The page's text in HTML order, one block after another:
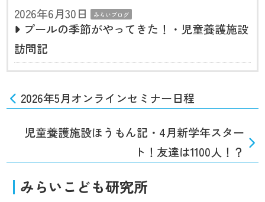
2026年6月30日
みらいブログ
プールの季節がやってきた！・児童養護施設
訪問記
2026年5月オンラインセミナー日程
児童養護施設ほうもん記・4月新学年スター
ト！友達は1100人！？
みらいこども研究所